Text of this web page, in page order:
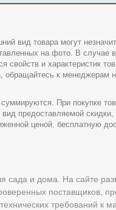
вид товара могут
на фото. В случае
свойств и характеристик
обращайтесь к менеджерам
При покупке
предоставляемой скидки,
ценой, бесплатную
сада и дома. На сайте
поставщиков,
требований к